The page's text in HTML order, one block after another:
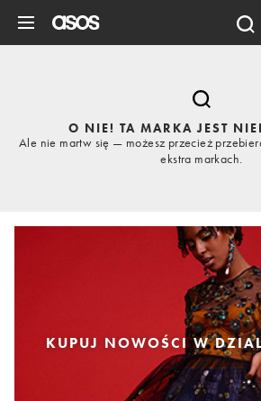
O NIE! TA MARKA JEST
Ale nie martw się — możesz przecież
ekstra markach.
KUPUJ NOWOŚCI W